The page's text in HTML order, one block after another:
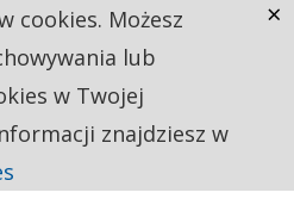
cookies. Możesz
lub
w Twojej
znajdziesz w
×